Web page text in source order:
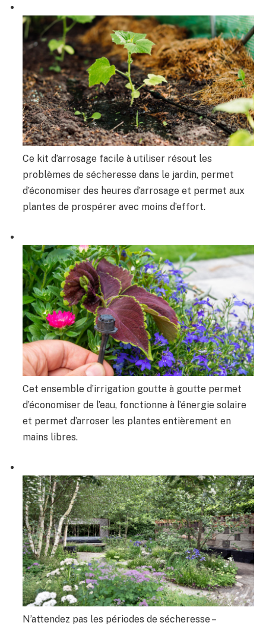
Ce kit d’arrosage facile à utiliser résout les
problèmes de sécheresse dans le jardin, permet
d’économiser des heures d’arrosage et permet aux
plantes de prospérer avec moins d’effort.
Cet ensemble d’irrigation goutte à goutte permet
d’économiser de l’eau, fonctionne à l’énergie solaire
et permet d’arroser les plantes entièrement en
mains libres.
N’attendez pas les périodes de sécheresse –